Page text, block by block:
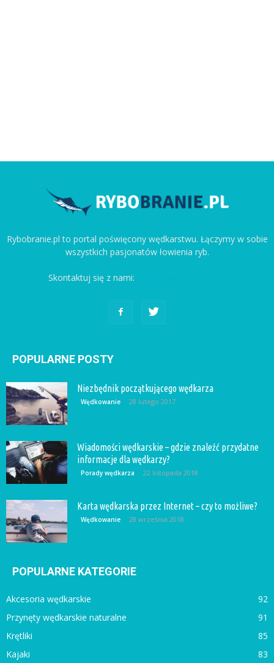
Rybobranie.pl to portal poświęcony wędkarstwu. Łączymy w sobie
wszystkich pasjonatów łowienia ryb.
Skontaktuj się z nami:
POPULARNE POSTY
Niezbędnik początkującego wędkarza
Wędkowanie 28 lutego 2017
Wiadomości wędkarskie – gdzie znaleźć przydatne
informacje dla wędkarzy?
Porady wędkarza 22 listopada 2018
Karta wędkarska przez Internet – czy to możliwe?
Wędkowanie 28 września 2018
POPULARNE KATEGORIE
Akcesoria wędkarskie
92
Przynęty wędkarskie naturalne
91
Krętliki
85
Kajaki
83